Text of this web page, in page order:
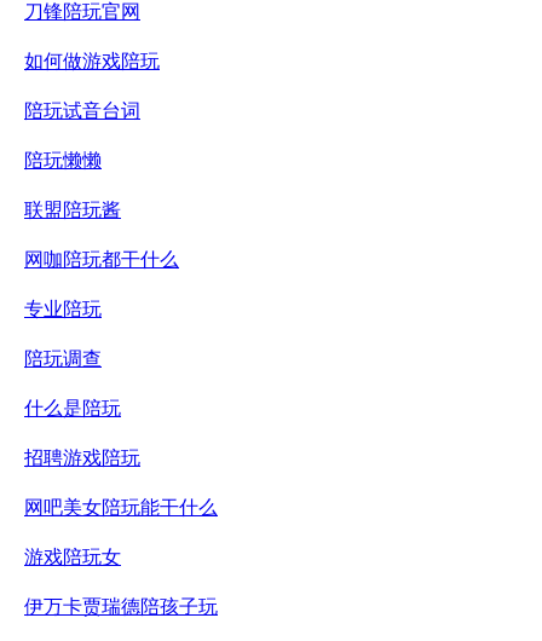
刀锋陪玩官网
如何做游戏陪玩
陪玩试音台词
陪玩懒懒
联盟陪玩酱
网咖陪玩都干什么
专业陪玩
陪玩调查
什么是陪玩
招聘游戏陪玩
网吧美女陪玩能干什么
游戏陪玩女
伊万卡贾瑞德陪孩子玩